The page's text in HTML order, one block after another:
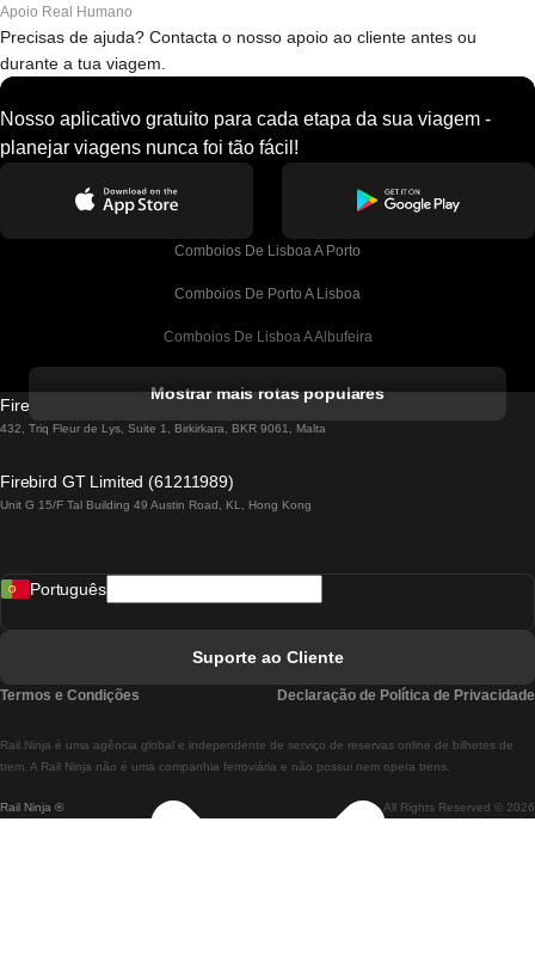
Apoio Real Humano
Precisas de ajuda? Contacta o nosso apoio ao cliente antes ou
durante a tua viagem.
Nosso aplicativo gratuito para cada etapa da sua viagem -
planejar viagens nunca foi tão fácil!
Comboios De Lisboa A Porto
Comboios De Porto A Lisboa
Comboios De Lisboa A Albufeira
Comboios De Lisboa A Lagos
Comboios De Lisboa A Madrid
Comboios De Lisboa A Braga
Comboios De Braga A Lisboa
Mostrar mais rotas populares
Firebird GT Limited (OC 1451)
432, Triq Fleur de Lys, Suite 1, Birkirkara, BKR 9061, Malta
Firebird GT Limited (61211989)
Unit G 15/F Tal Building 49 Austin Road, KL, Hong Kong
Rail Ninja ® All Rights Reserved © 2026
Rail.Ninja é uma agência global e independente de serviço de reservas online de bilhetes de
trem. A Rail Ninja não é uma companhia ferroviária e não possui nem opera trens.
Português
Suporte ao Cliente
Termos e Condições Declaração de Política de Privacidade